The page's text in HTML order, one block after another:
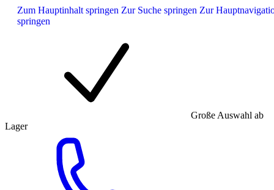
Zum Hauptinhalt springen Zur Suche springen Zur
springen
Große Auswahl ab
Lager